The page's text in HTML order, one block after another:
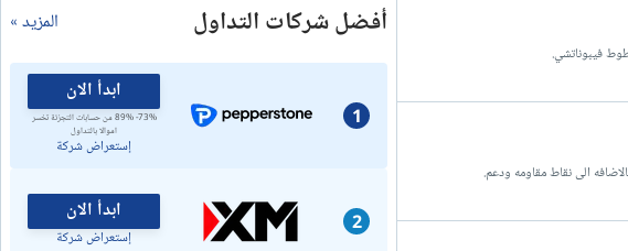
أفضل شركات التداول المزيد »
1
ابدأ الان
73%- 89% من حسابات التجزئة تخسر
اموالا بالتداول
إستعراض شركة
2 ابدأ الان
إستعراض شركة